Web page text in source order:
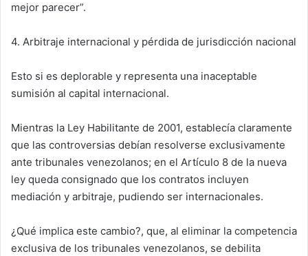
mejor parecer”.
4. Arbitraje internacional y pérdida de jurisdicción nacional
Esto si es deplorable y representa una inaceptable
sumisión al capital internacional.
Mientras la Ley Habilitante de 2001, establecía claramente
que las controversias debían resolverse exclusivamente
ante tribunales venezolanos; en el Artículo 8 de la nueva
ley queda consignado que los contratos incluyen
mediación y arbitraje, pudiendo ser internacionales.
¿Qué implica este cambio?, que, al eliminar la competencia
exclusiva de los tribunales venezolanos, se debilita